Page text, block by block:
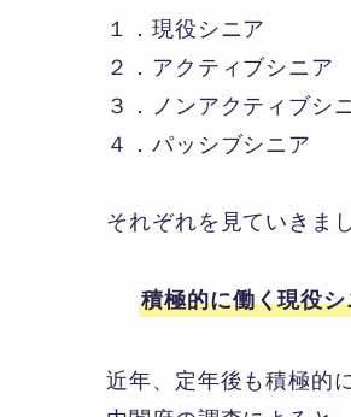
１．現役シニア
２．アクティブシニア
３．ノンアクティブシ
４．パッシブシニア
それぞれを見ていきま
積極的に働く現役
近年、定年後も積極的